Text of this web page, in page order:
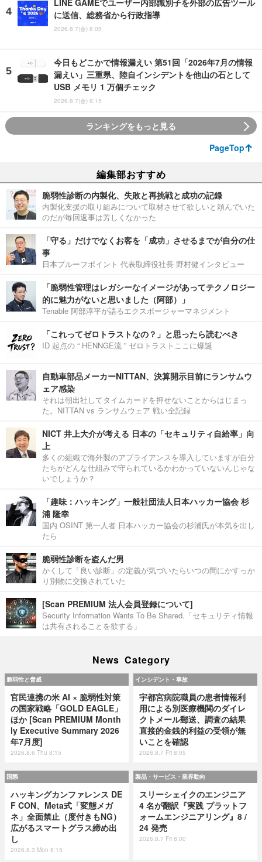
LINE GAMEでユーザー内部識別子を外部の広告ツール
に送信、総務省から行政指導
2026.8.7(金) 8:05
今日もどこかで情報漏えい 第51回「2026年7月の情報
漏えい」三重県、陸自インシデントを他山の石として
USB メモリ 1 万個チェック
2026.8.7(金) 8:15
ランキングをもっと見る
PageTop
編集部おすすめ
脆弱性診断の内製化、失敗と再挑戦と成功の記録
内製化支援の取り組みについて取材させて欲しいと頼んでいた
のだが毎回返事は芳しくなかった
「守る」だけでなくお客を「成功」させるまでが自分の仕
事
日本プルーフポイント 代表取締役社長 野村健インタビュー
「脆弱性管理はレガシーなイメージがあってテクノロジー
的に魅力がないと思いました（阿部）」
Tenable 阿部淳平が語るエクスポージャーマネジメント
「これってゼロトラストなの？」と思ったら読むべき
ID 起点の “ HENNGE流 ” ゼロトラストここに爆誕
自動車部品メーカーNITTAN、決算開示目前にランサムウ
ェア感染
それは朝出社してタイムカードを押せないことからはじまっ
た。NITTAN vs ランサムウェア 戦い全記録
NICT 井上大介が考える 日本の「セキュリティ自給率」向
上
多くの組織で海外製のアプライアンスを導入していますが自分
たちがどんな仕組みで守られているかわかっていないんじゃな
いでしょうか？
「趣味：ハッキング」一般社団法人日本ハッカー協会 杉
浦 隆幸
国内 OSINT 第一人者 日本ハッカー協会の杉浦氏が本気を出し
たら
脆弱性診断を盗んだ男
かくして「良い診断」の定義が気づいたらいつの間にかすっか
り別物に交換されていた
[Scan PREMIUM 法人会員登録について]
Security Information Wants To Be Shared.「セキュリティ情報
は共有されることを欲する」
News Category
脆弱性と脅威
官民連携の米 AI × 脆弱性対策
の国家戦略「GOLD EAGLE」
ほか [Scan PREMIUM Month
ly Executive Summary 2026
年7月度]
2026.8.6 Thu 8:15
インシデント・事故
宇都宮病院職員の患者情報利
用による別医療機関のダイレ
クトメール郵送、調査の結果
直接的金銭的利益の受領が無
いことを確認
2026.8.7 Fri 8:05
国際
ハッキングカンファレンス DE
F CON、Meta式「変態メガ
ネ」全面禁止（度付きもNG）
広がるスマートグラス締め出
し
2026.8.3 Mon 8:15
製品・サービス・業界動向
スリーシェイクのエンジニア
4 名が翻訳『実践 プラットフ
ォームエンジニアリング』8 /
24 発売
2026.8.7 Fri 8:00